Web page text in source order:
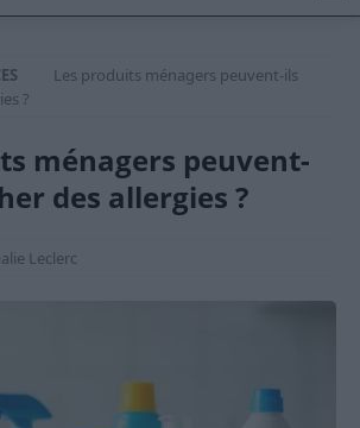
Les produits ménagers peuvent-ils
?
ménagers peuvent-
des allergies ?
Leclerc